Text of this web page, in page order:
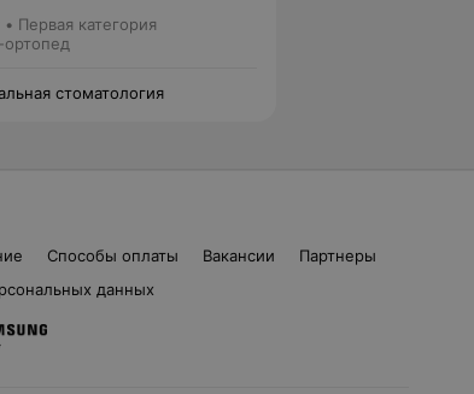
• Первая категория
стоматология
Способы оплаты Вакансии
Партнеры
данных